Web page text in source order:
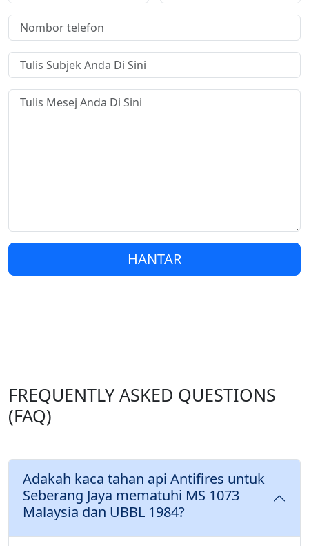
HANTAR
FREQUENTLY ASKED QUESTIONS
(FAQ)
Adakah kaca tahan api Antifires untuk
Seberang Jaya mematuhi MS 1073
Malaysia dan UBBL 1984?